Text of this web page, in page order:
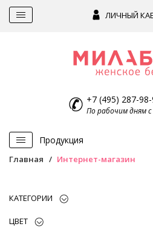
ЛИЧНЫЙ
+7 (495) 287-
По рабочим дням с
Продукция
Главная Интернет-магазин
КАТЕГОРИИ
ЦВЕТ